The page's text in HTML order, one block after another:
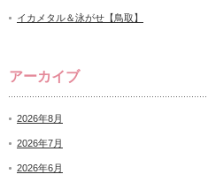
イカメタル＆泳がせ【鳥取】
アーカイブ
2026年8月
2026年7月
2026年6月